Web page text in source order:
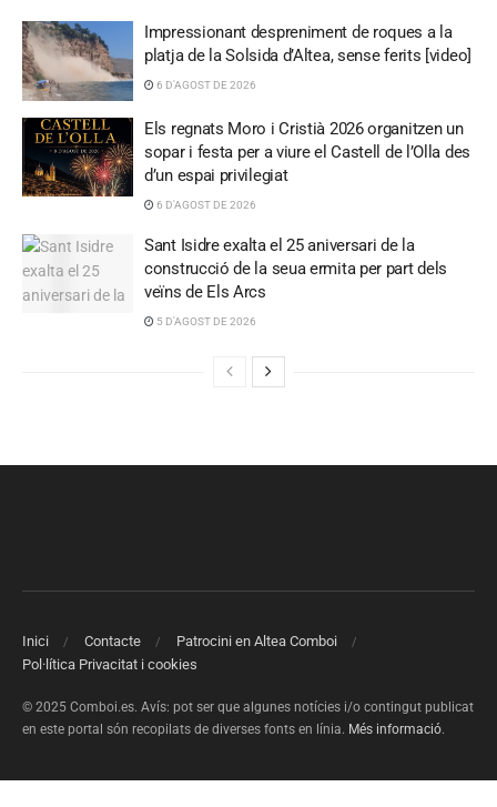
Impressionant despreniment de roques a la
platja de la Solsida d’Altea, sense ferits [video]
6 D'AGOST DE 2026
Els regnats Moro i Cristià 2026 organitzen un
sopar i festa per a viure el Castell de l’Olla des
d’un espai privilegiat
6 D'AGOST DE 2026
Sant Isidre exalta el 25 aniversari de la
construcció de la seua ermita per part dels
veïns de Els Arcs
5 D'AGOST DE 2026
Inici Contacte
Patrocini en Altea Comboi
Pol·lítica Privacitat i cookies
© 2025 Comboi.es. Avís: pot ser que algunes notícies i/o contingut publicat
en este portal són recopilats de diverses fonts en línia. Més informació.